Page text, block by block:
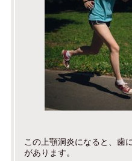
この上顎洞炎になると、歯
があります。